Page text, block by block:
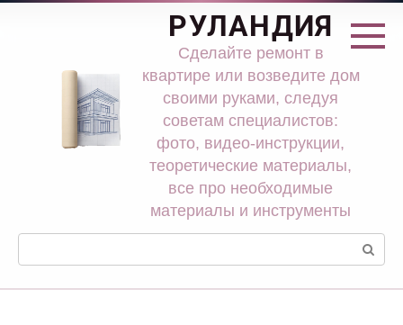
Перейти
РУЛАНДИЯ
Сделайте ремонт в
квартире или возведите дом
своими руками, следуя
советам специалистов:
фото, видео-инструкции,
теоретические материалы,
все про необходимые
материалы и инструменты
Поиск: